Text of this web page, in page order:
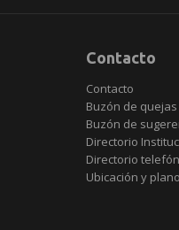
Contacto
Contacto
Buzón de quejas
Buzón de
Directorio
Directorio
Ubicación y